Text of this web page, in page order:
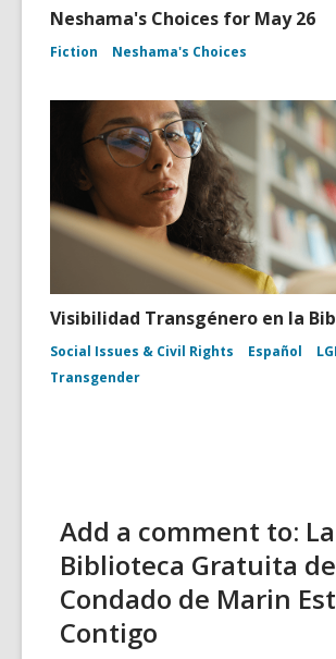
Neshama's Choices for May 26
Fiction Neshama's Choices
Visibilidad Transgénero en la
Social Issues & Civil Rights Español
Transgender
Add a comment to: La
Biblioteca Gratuita
Condado de Marin
Contigo